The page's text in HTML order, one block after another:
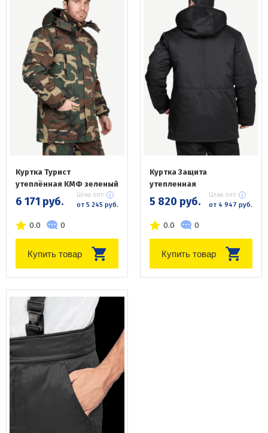
Куртка Турист
утеплённая КМФ зеленый
6 171 руб. Цена опт:
от 5 245 руб.
0.0 0
Купить товар
Куртка Защита
утепленная
5 820 руб. Цена опт:
от 4 947 руб.
0.0 0
Купить товар